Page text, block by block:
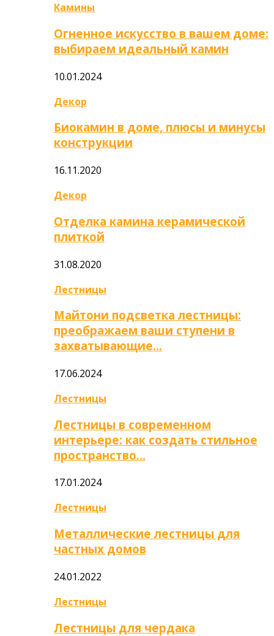
Камины
Огненное искусство в вашем доме:
выбираем идеальный камин
10.01.2024
Декор
Биокамин в доме, плюсы и минусы
конструкции
16.11.2020
Декор
Отделка камина керамической
плиткой
31.08.2020
Лестницы
Майтони подсветка лестницы:
преображаем ваши ступени в
захватывающие…
17.06.2024
Лестницы
Лестницы в современном
интерьере: как создать стильное
пространство…
17.01.2024
Лестницы
Металлические лестницы для
частных домов
24.01.2022
Лестницы
Лестницы для чердака